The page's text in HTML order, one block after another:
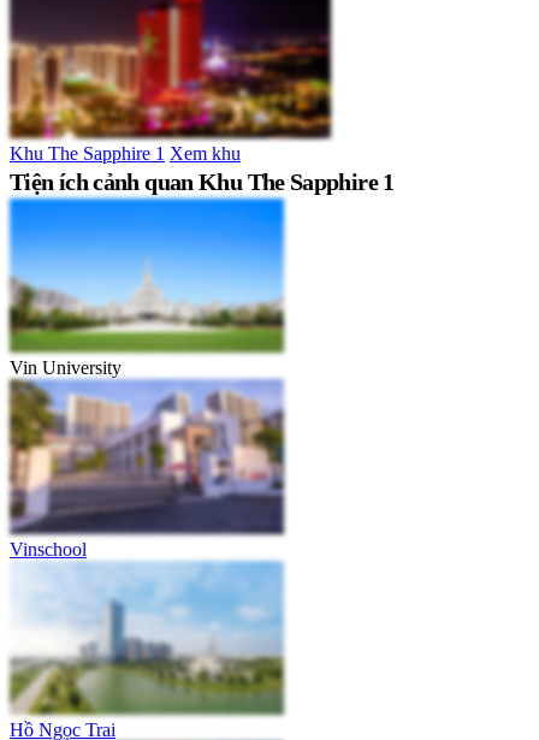
Khu The Sapphire 1 Xem khu
Tiện ích cảnh quan Khu The Sapphire 1
Vin University
Vinschool
Hồ Ngọc Trai